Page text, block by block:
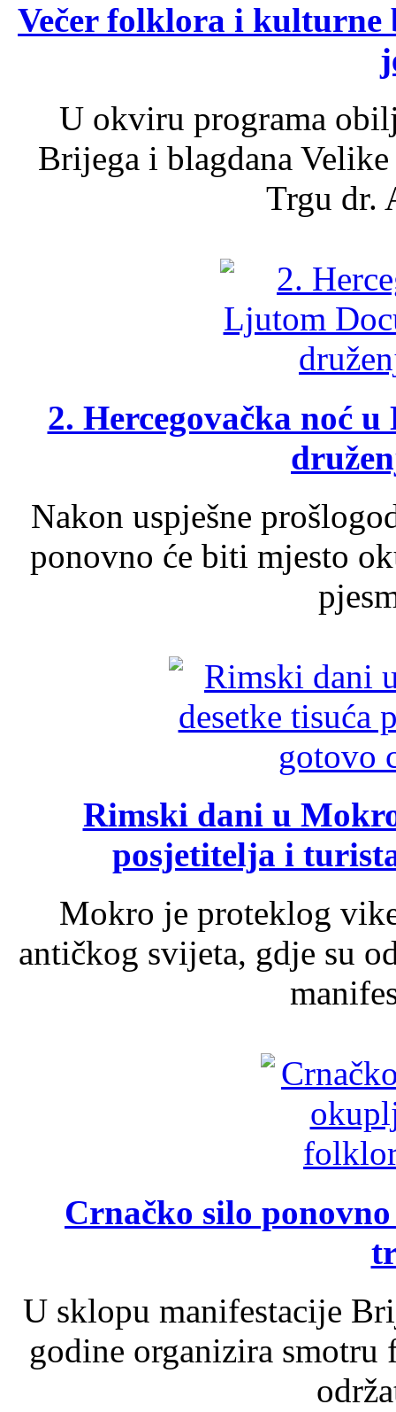
Večer folklora i kulturne
U okviru programa
Brijega i blagdana
Trgu dr.
2. Hercegovačka noć
Nakon uspješne
ponovno će biti mjesto
Rimski dani u
posjetitelja i
Mokro je proteklog
antičkog svijeta, gdje su
Crnačko silo
U sklopu manifestacije
godine organizira